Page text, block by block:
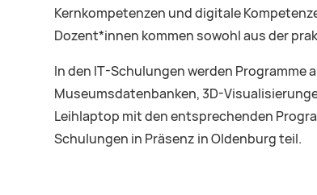
Kernkompetenzen und digitale
Dozent*innen kommen sowohl aus der
In den IT-Schulungen werden Programme
Museumsdatenbanken, 3D-
Leihlaptop mit den entsprechenden
Schulungen in Präsenz in Oldenburg teil.